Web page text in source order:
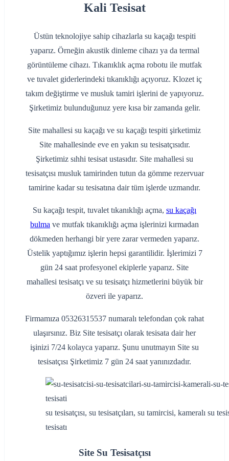
Kali Tesisat
Üstün teknolojiye sahip cihazlarla su kaçağı tespiti
yaparız. Örneğin akustik dinleme cihazı ya da termal
görüntüleme cihazı. Tıkanıklık açma robotu ile mutfak
ve tuvalet giderlerindeki tıkanıklığı açıyoruz. Klozet iç
takım değiştirme ve musluk tamiri işlerini de yapıyoruz.
Şirketimiz bulunduğunuz yere kısa bir zamanda gelir.
Site mahallesi su kaçağı ve su kaçağı tespiti şirketimiz
Site mahallesinde eve en yakın su tesisatçısıdır.
Şirketimiz sıhhi tesisat ustasıdır. Site mahallesi su
tesisatçısı musluk tamirinden tutun da gömme rezervuar
tamirine kadar su tesisatına dair tüm işlerde uzmandır.
Su kaçağı tespit, tuvalet tıkanıklığı açma, su kaçağı
bulma ve mutfak tıkanıklığı açma işlerinizi kırmadan
dökmeden herhangi bir yere zarar vermeden yaparız.
Üstelik yaptığımız işlerin hepsi garantilidir. İşlerimizi 7
gün 24 saat profesyonel ekiplerle yaparız. Site
mahallesi tesisatçı ve su tesisatçı hizmetlerini büyük bir
özveri ile yaparız.
Firmamıza 05326315537 numaralı telefondan çok rahat
ulaşırsınız. Biz Site tesisatçı olarak tesisata dair her
işinizi 7/24 kolayca yaparız. Şunu unutmayın Site su
tesisatçısı Şirketimiz 7 gün 24 saat yanınızdadır.
su tesisatçısı, su tesisatçıları, su tamircisi, kameralı su
tesisatı
Site Su Tesisatçısı